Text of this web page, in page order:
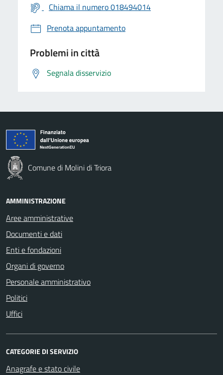
Chiama il numero 018494014
Prenota appuntamento
Problemi in città
Segnala disservizio
Comune di Molini di Triora
AMMINISTRAZIONE
Aree amministrative
Documenti e dati
Enti e fondazioni
Organi di governo
Personale amministrativo
Politici
Uffici
CATEGORIE DI SERVIZIO
Anagrafe e stato civile